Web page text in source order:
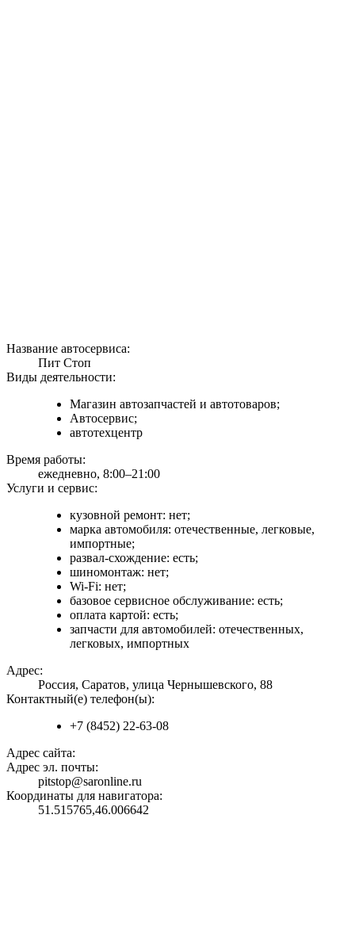
Название автосервиса:
Пит Стоп
Виды деятельности:
Магазин автозапчастей и автотоваров;
Автосервис;
автотехцентр
Время работы:
ежедневно, 8:00–21:00
Услуги и сервис:
кузовной ремонт: нет;
марка автомобиля: отечественные, легковые,
импортные;
развал-схождение: есть;
шиномонтаж: нет;
Wi-Fi: нет;
базовое сервисное обслуживание: есть;
оплата картой: есть;
запчасти для автомобилей: отечественных,
легковых, импортных
Адрес:
Россия, Саратов, улица Чернышевского, 88
Контактный(е) телефон(ы):
+7 (8452) 22-63-08
Адрес сайта:
Адрес эл. почты:
pitstop@saronline.ru
Координаты для навигатора:
51.515765,46.006642